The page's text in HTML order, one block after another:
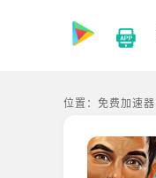
位置： 免费加速器